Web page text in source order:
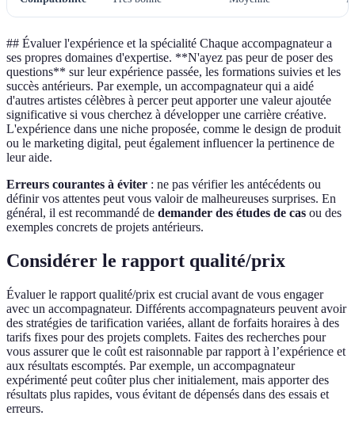
## Évaluer l'expérience et la spécialité Chaque accompagnateur a
ses propres domaines d'expertise. **N'ayez pas peur de poser des
questions** sur leur expérience passée, les formations suivies et les
succès antérieurs. Par exemple, un accompagnateur qui a aidé
d'autres artistes célèbres à percer peut apporter une valeur ajoutée
significative si vous cherchez à développer une carrière créative.
L'expérience dans une niche proposée, comme le design de produit
ou le marketing digital, peut également influencer la pertinence de
leur aide.
Erreurs courantes à éviter : ne pas vérifier les antécédents ou
définir vos attentes peut vous valoir de malheureuses surprises. En
général, il est recommandé de demander des études de cas ou des
exemples concrets de projets antérieurs.
Considérer le rapport qualité/prix
Évaluer le rapport qualité/prix est crucial avant de vous engager
avec un accompagnateur. Différents accompagnateurs peuvent avoir
des stratégies de tarification variées, allant de forfaits horaires à des
tarifs fixes pour des projets complets. Faites des recherches pour
vous assurer que le coût est raisonnable par rapport à l’expérience et
aux résultats escomptés. Par exemple, un accompagnateur
expérimenté peut coûter plus cher initialement, mais apporter des
résultats plus rapides, vous évitant de dépensés dans des essais et
erreurs.